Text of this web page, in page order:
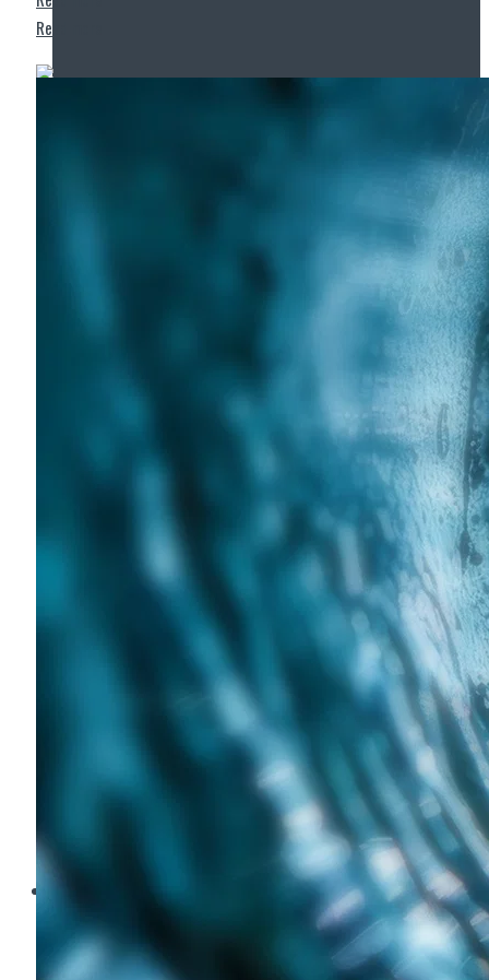
Grabenlose Sanierung für nachhaltige Infrastruktur
Im Rahmen des Messe-Mottos „Lösungen für eine
verantwortungsvolle Zukunft“ hat Tracto auf der IFAT
nachhaltige Verfahren für die zukunftsorientierte
Aquatech Amsterdam
Hannover Messe
Wasseraufbereitung
Read more